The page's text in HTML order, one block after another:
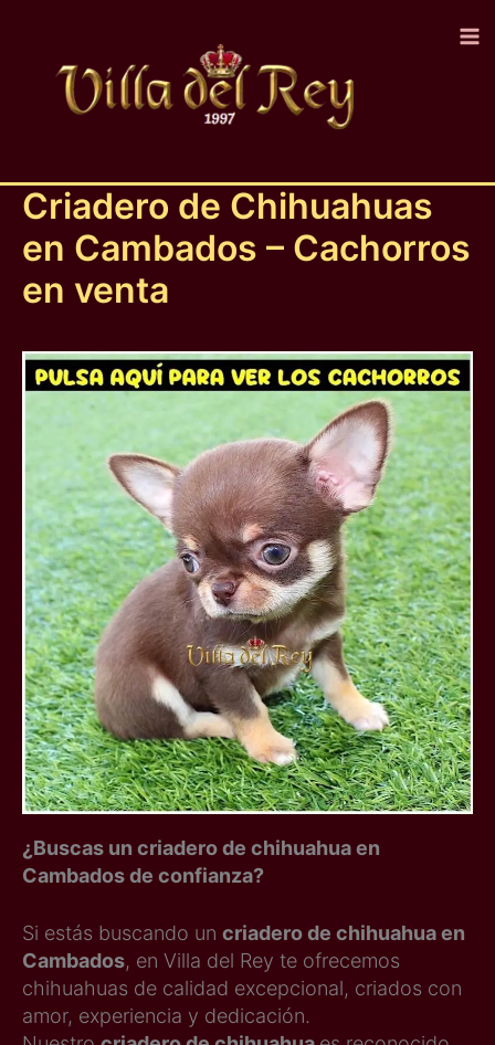
contenido
Criadero de Chihuahuas
en Cambados – Cachorros
en venta
¿Buscas un criadero de chihuahua en
Cambados de confianza?
Si estás buscando un criadero de chihuahua en
Cambados, en Villa del Rey te ofrecemos
chihuahuas de calidad excepcional, criados con
amor, experiencia y dedicación.